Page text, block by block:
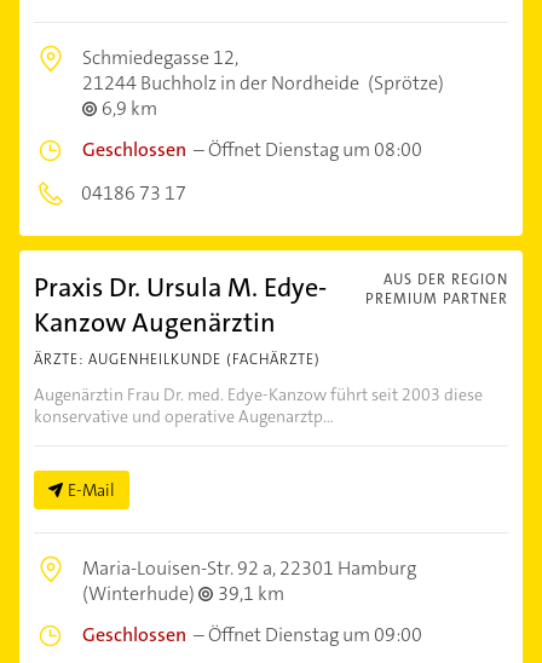
Schmiedegasse 12,
21244 Buchholz in der Nordheide (Sprötze)
6,9 km
Geschlossen –Öffnet Dienstag um 08:00
04186 73 17
AUS DER REGION
PREMIUM PARTNER
Praxis Dr. Ursula M. Edye-
Kanzow Augenärztin
ÄRZTE: AUGENHEILKUNDE (FACHÄRZTE)
Augenärztin Frau Dr. med. Edye-Kanzow führt seit 2003 diese
konservative und operative Augenarztp...
E-Mail
Maria-Louisen-Str. 92 a,22301 Hamburg
(Winterhude)
39,1 km
Geschlossen –Öffnet Dienstag um 09:00